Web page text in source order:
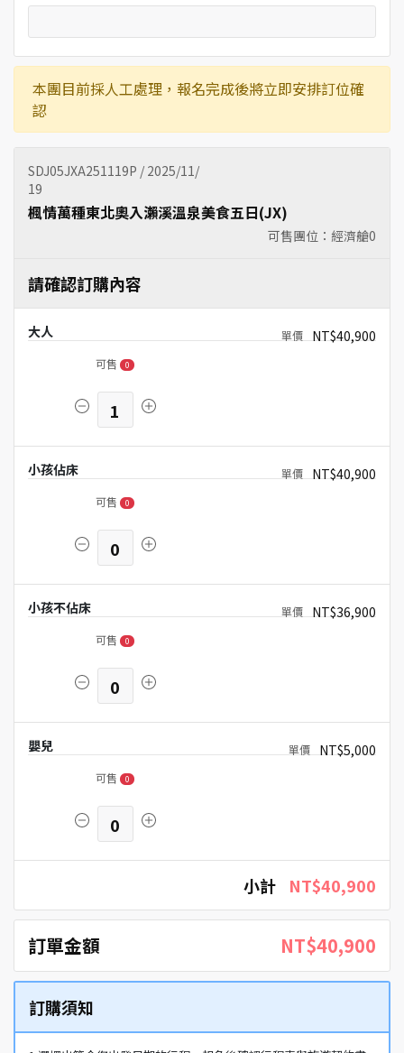
本團目前採人工處理，報名完成後將立即安排訂位確
認
SDJ05JXA251119P / 2025/11/
19
可售團位：經濟艙0
楓情萬種東北奧入瀨溪溫泉美食五日(JX)
請確認訂購內容
大人 NT$40,900
可售 0
1
小孩佔床 NT$40,900
可售 0
0
小孩不佔床 NT$36,900
可售 0
0
嬰兒 NT$5,000
可售 0
0
小計 NT$40,900
訂單金額 NT$40,900
訂購須知